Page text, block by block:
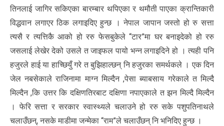
तिनलाई जागिर सकिएका बारम्बार थपिएका र थमौती पाएका क्रान्तिकारी
विद्धवान लगाएर ठिक लगाइदिए हुन्छ । नेपाल जापान जस्तो हो रु सत्ता
त्यसै र त्यत्तिकै आको हो ररु फेसबुकेले “टार”मा घर बनाइदेको हो ररु
जसलाई लेखेर देको उसले त जाइफल पायो भन्न लगाइदिने हो । त्यही पनि
हजुरले हाई या हाच्छियुँ गरे त बुझिहाल्छन् नि हजुरका समर्थकले । एक दिन
जेल नबसेकाले राजिनामा माग्न मिल्दैन ,पेसा ब्याबसाय गरेकाले त मिल्दै
मिल्दैन ,कि उत्तर कि दक्षिणतिरबाट दक्षिणा नपाएकाले त झन मिल्दै मिल्दैन
। फेरि सत्ता र सरकार स्वास्थ्यले चलाउने हो ररु सके पशुपतिनाथले
चलाउँछन्, नसके माडीमा जन्मेका “राम”ले चलाउँछन् नि भनिदिए हुन्छ ।